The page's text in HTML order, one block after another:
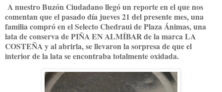
A nuestro Buzón Ciudadano llegó un reporte en el que nos
comentan que el pasado día jueves 21 del presente mes, una
familia compró en el Selecto Chedraui de Plaza Ánimas, una
lata de conserva de PIÑA EN ALMÍBAR de la marca LA
COSTEÑA y al abrirla, se llevaron la sorpresa de que el
interior de la lata se encontraba totalmente oxidada.